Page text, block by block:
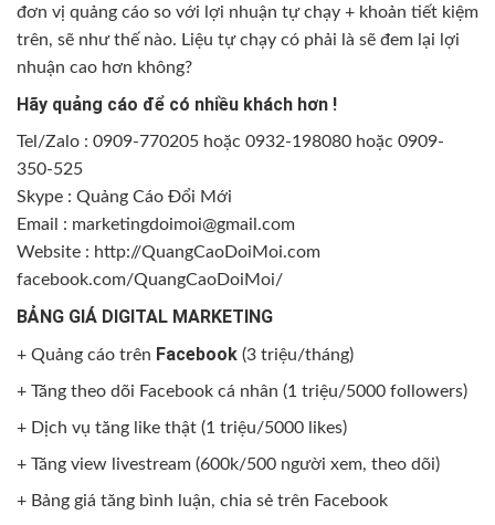
đơn vị quảng cáo so với lợi nhuận tự chạy + khoản tiết kiệm
trên, sẽ như thế nào. Liệu tự chạy có phải là sẽ đem lại lợi
nhuận cao hơn không?
Hãy quảng cáo để có nhiều khách hơn !
Tel/Zalo : 0909-770205 hoặc 0932-198080 hoặc 0909-
350-525
Skype : Quảng Cáo Đổi Mới
Email : marketingdoimoi@gmail.com
Website : http://QuangCaoDoiMoi.com
facebook.com/QuangCaoDoiMoi/
BẢNG GIÁ DIGITAL MARKETING
+ Quảng cáo trên Facebook (3 triệu/tháng)
+ Tăng theo dõi Facebook cá nhân (1 triệu/5000 followers)
+ Dịch vụ tăng like thật (1 triệu/5000 likes)
+ Tăng view livestream (600k/500 người xem, theo dõi)
+ Bảng giá tăng bình luận, chia sẻ trên Facebook